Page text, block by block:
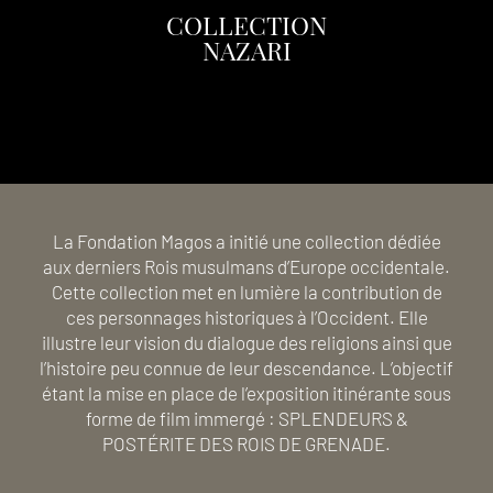
COLLECTION
NAZARI
La Fondation Magos a initié une collection dédiée
aux derniers Rois musulmans d’Europe occidentale.
Cette collection met en lumière la contribution de
ces personnages historiques à l’Occident. Elle
illustre leur vision du dialogue des religions ainsi que
l’histoire peu connue de leur descendance. L’objectif
étant la mise en place de l’exposition itinérante sous
forme de film immergé : SPLENDEURS &
POSTÉRITE DES ROIS DE GRENADE.